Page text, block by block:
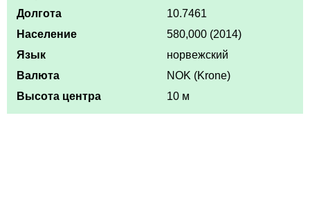
Долгота
10.7461
Население
580,000 (2014)
Язык
норвежский
Валюта
NOK (Krone)
Высота центра
10 м